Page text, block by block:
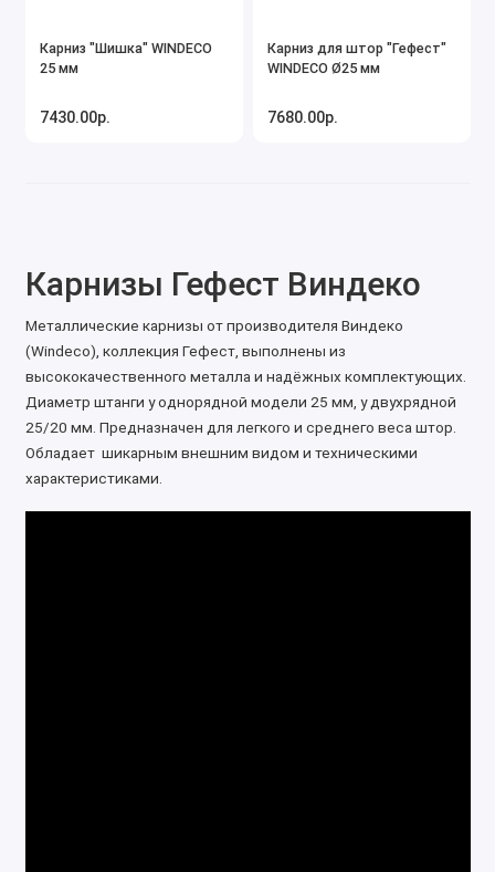
Карниз "Шишка" WINDECO
25 мм
7430.00р.
Карниз для штор "Гефест"
WINDECO Ø25 мм
7680.00р.
Карнизы Гефест Виндеко
Металлические карнизы от производителя Виндеко
(Windeco), коллекция Гефест, выполнены из
высококачественного металла и надёжных комплектующих.
Диаметр штанги у однорядной модели 25 мм, у двухрядной
25/20 мм. Предназначен для легкого и среднего веса штор.
Обладает шикарным внешним видом и техническими
характеристиками.